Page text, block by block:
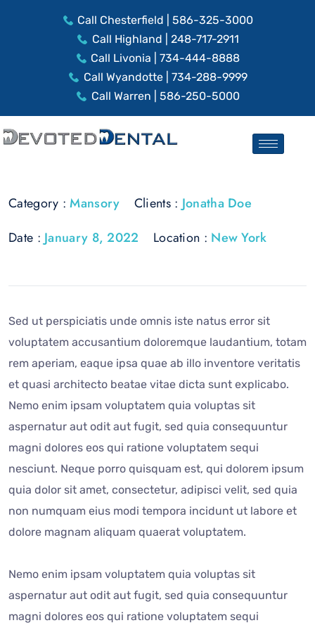
Call Chesterfield | 586-325-3000
Call Highland | 248-717-2911
Call Livonia | 734-444-8888
Call Wyandotte | 734-288-9999
Call Warren | 586-250-5000
Category : Mansory Clients : Jonatha Doe
Date : January 8, 2022 Location : New York
Sed ut perspiciatis unde omnis iste natus error sit
voluptatem accusantium doloremque laudantium, totam
rem aperiam, eaque ipsa quae ab illo inventore veritatis
et quasi architecto beatae vitae dicta sunt explicabo.
Nemo enim ipsam voluptatem quia voluptas sit
aspernatur aut odit aut fugit, sed quia consequuntur
magni dolores eos qui ratione voluptatem sequi
nesciunt. Neque porro quisquam est, qui dolorem ipsum
quia dolor sit amet, consectetur, adipisci velit, sed quia
non numquam eius modi tempora incidunt ut labore et
dolore magnam aliquam quaerat voluptatem.
Nemo enim ipsam voluptatem quia voluptas sit
aspernatur aut odit aut fugit, sed quia consequuntur
magni dolores eos qui ratione voluptatem sequi